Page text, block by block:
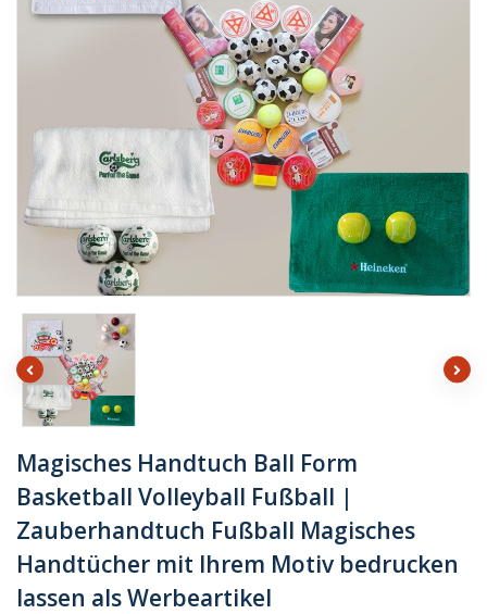
Magisches Handtuch Ball Form
Basketball Volleyball Fußball |
Zauberhandtuch Fußball Magisches
Handtücher mit Ihrem Motiv bedrucken
lassen als Werbeartikel